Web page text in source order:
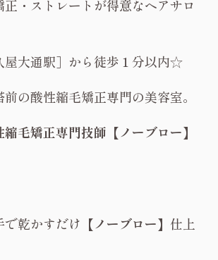
・ストレートが得意なヘアサロ
屋大通駅］から徒歩１分以内☆
の酸性縮毛矯正専門の美容室。
毛矯正専門技師【ノーブロー】
乾かすだけ 【ノーブロー】 仕上